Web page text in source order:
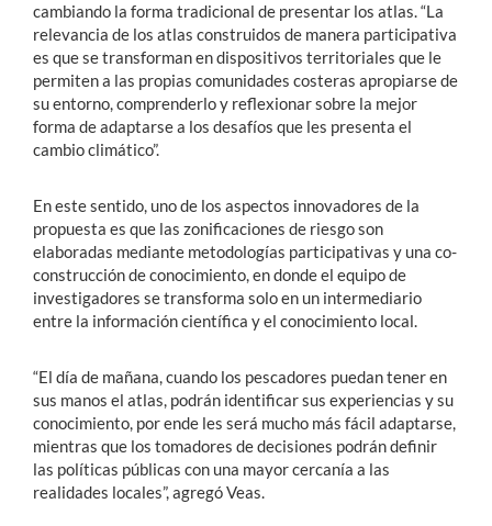
cambiando la forma tradicional de presentar los atlas. “La
relevancia de los atlas construidos de manera participativa
es que se transforman en dispositivos territoriales que le
permiten a las propias comunidades costeras apropiarse de
su entorno, comprenderlo y reflexionar sobre la mejor
forma de adaptarse a los desafíos que les presenta el
cambio climático”.
En este sentido, uno de los aspectos innovadores de la
propuesta es que las zonificaciones de riesgo son
elaboradas mediante metodologías participativas y una co-
construcción de conocimiento, en donde el equipo de
investigadores se transforma solo en un intermediario
entre la información científica y el conocimiento local.
“El día de mañana, cuando los pescadores puedan tener en
sus manos el atlas, podrán identificar sus experiencias y su
conocimiento, por ende les será mucho más fácil adaptarse,
mientras que los tomadores de decisiones podrán definir
las políticas públicas con una mayor cercanía a las
realidades locales”, agregó Veas.